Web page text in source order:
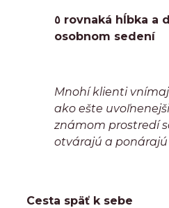
٥ rovnaká hĺbka a dôvera ako pri
osobnom sedení
Mnohí klienti
ako ešte
známom prostredí
otvárajú a ponárajú
Cesta späť k sebe